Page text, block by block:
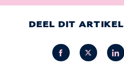
DEEL DIT ARTIKEL